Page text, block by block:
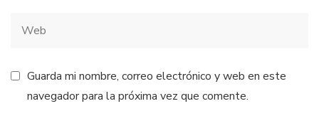
Guarda mi nombre, correo electrónico y web en este
navegador para la próxima vez que comente.